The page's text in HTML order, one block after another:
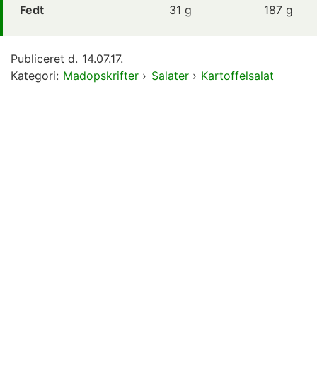
Fedt 31 g 187 g
Publiceret d. 14.07.17.
Kategori: Madopskrifter › Salater› Kartoffelsalat